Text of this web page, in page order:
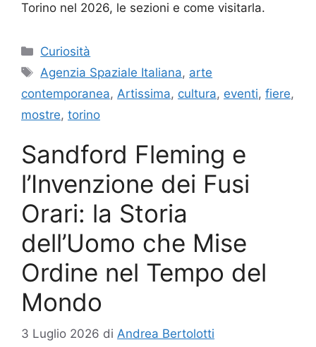
Torino nel 2026, le sezioni e come visitarla.
Categorie
Curiosità
Tag
Agenzia Spaziale Italiana, arte
contemporanea, Artissima, cultura, eventi, fiere,
mostre, torino
Sandford Fleming e
l’Invenzione dei Fusi
Orari: la Storia
dell’Uomo che Mise
Ordine nel Tempo del
Mondo
3 Luglio 2026 di Andrea Bertolotti